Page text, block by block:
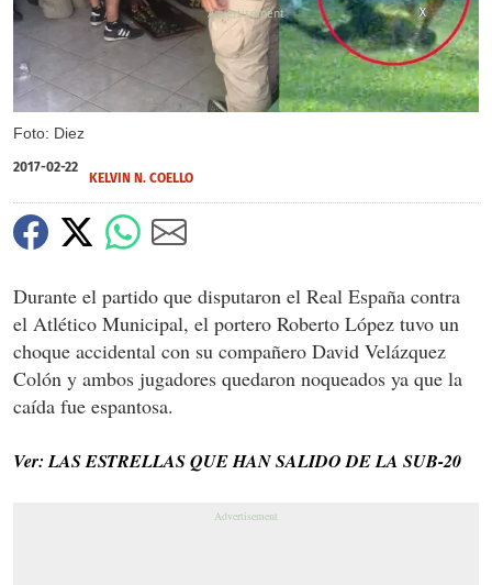
Foto: Diez
X
2017-02-22
KELVIN N. COELLO
Durante el partido que disputaron el Real España contra
el Atlético Municipal, el portero Roberto López tuvo un
choque accidental con su compañero David Velázquez
Colón y ambos jugadores quedaron noqueados ya que la
caída fue espantosa.
Ver: LAS ESTRELLAS QUE HAN SALIDO DE LA SUB-20